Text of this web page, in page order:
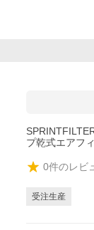
プ乾式エアフ
0件のレビ
受注生産